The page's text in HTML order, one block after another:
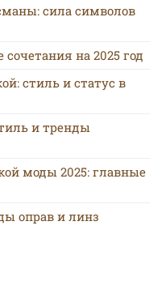
сила символов
на 2025 год
стиль и статус в
и тренды
моды 2025: главные
оправ и линз